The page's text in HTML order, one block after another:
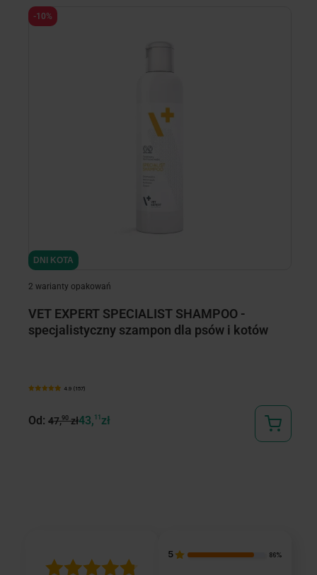
DNI KOTA
2 warianty opakowań
VET EXPERT SPECIALIST SHAMPOO -
specjalistyczny szampon dla psów i kotów
4.9 (157)
Od: 47,90zł43, 11 zł
-10%
5 86%